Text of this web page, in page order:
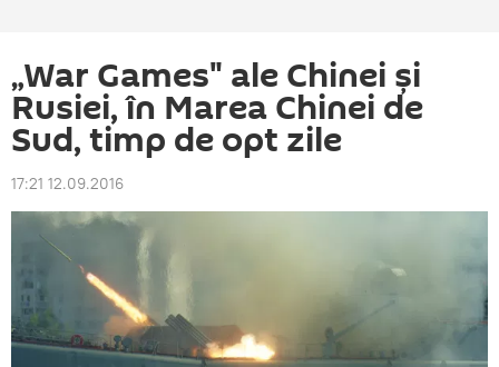
„War Games" ale Chinei şi
Rusiei, în Marea Chinei de
Sud, timp de opt zile
17:21 12.09.2016